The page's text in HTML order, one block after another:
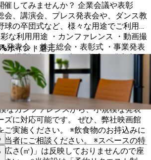
ませんか？ 企業会議や表彰
会、講演会、プレス発表会や、ダンス教
球の卒団式など、様々な用途でご利用い
発表会 ・株主総会・表彰式 ・事業発表
の撮影・収録 ・ダンス教室の発表会 ・
会議・打ち合わせ ・オンラインセミナ
🎥 充実の設備 ・シアタ
力の映像体験を提供 ・プロジェクター:
・マイクセット: ワイヤレスマイクのお
ズに対応可能です。 ぜひ、弊社映画館
い。 ※飲食物のお持込みに
当者にご相談ください。 ※スペースの特
広さ(㎡)」は反映しておりませんので座
%ポイント還元